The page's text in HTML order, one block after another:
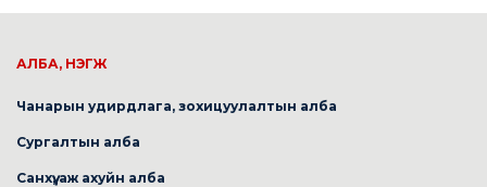
АЛБА, НЭГЖ
Чанарын удирдлага, зохицуулалтын алба
Сургалтын алба
Санхүү, аж ахуйн алба